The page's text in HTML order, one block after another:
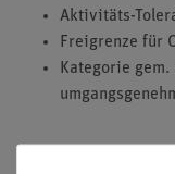
Aktivitäts-
Freigrenze für
Kategorie gem.